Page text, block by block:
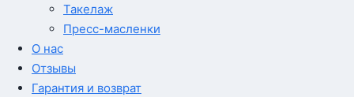
Такелаж
Пресс-масленки
О нас
Отзывы
Гарантия и возврат